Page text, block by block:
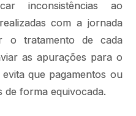
inconsistências ao
com a jornada
o tratamento de cada
as apurações para o
que pagamentos ou
de forma equivocada.